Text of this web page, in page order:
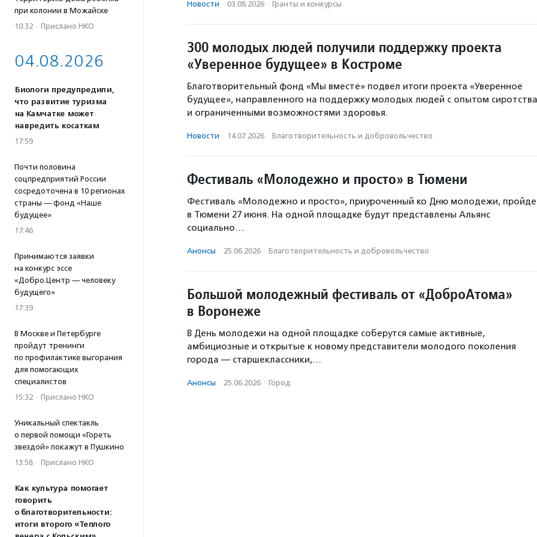
при колонии в Можайске
10:32 · Прислано НКО
04.08.2026
Биологи предупредили,
что развитие туризма
на Камчатке может
навредить косаткам
17:59
Почти половина
соцпредприятий России
сосредоточена в 10 регионах
страны — фонд «Наше
будущее»
17:46
Принимаются заявки
на конкурс эссе
«Добро.Центр — человеку
будущего»
17:39
В Москве и Петербурге
пройдут тренинги
по профилактике выгорания
для помогающих
специалистов
15:32 · Прислано НКО
Уникальный спектакль
о первой помощи «Гореть
звездой» покажут в Пушкино
13:58 · Прислано НКО
Как культура помогает
говорить
о благотворительности:
итоги второго «Теплого
Новости · 03.08.2026 · Гранты и конкурсы
300 молодых людей получили поддержку проекта
«Уверенное будущее» в Костроме
Благотворительный фонд «Мы вместе» подвел итоги проекта «Уверенное
будущее», направленного на поддержку молодых людей с опытом сиротства
и ограниченными возможностями здоровья.
Новости · 14.07.2026 · Благотвори­тель­ность и доброволь­чест­во
Фестиваль «Молодежно и просто» в Тюмени
Фестиваль «Молодежно и просто», приуроченный ко Дню молодежи,
в Тюмени 27 июня. На одной площадке будут представлены Альянс
социально…
Анонсы · 25.06.2026 · Благотвори­тель­ность и доброволь­чест­во
Большой молодежный фестиваль от «ДоброАтома»
в Воронеже
В День молодежи на одной площадке соберутся самые активные,
амбициозные и открытые к новому представители молодого поколения
города — старшеклассники,…
Анонсы · 25.06.2026 · Город